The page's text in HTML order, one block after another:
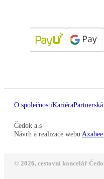
O společnostiKariéra
Čedok a.s
Návrh a realizace webu
© 2026, cestovní kancelář